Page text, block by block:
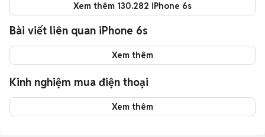
Xem thêm 130.282 iPhone 6s
Bài viết liên quan iPhone 6s
Xem thêm
Kinh nghiệm mua điện thoại
Xem thêm